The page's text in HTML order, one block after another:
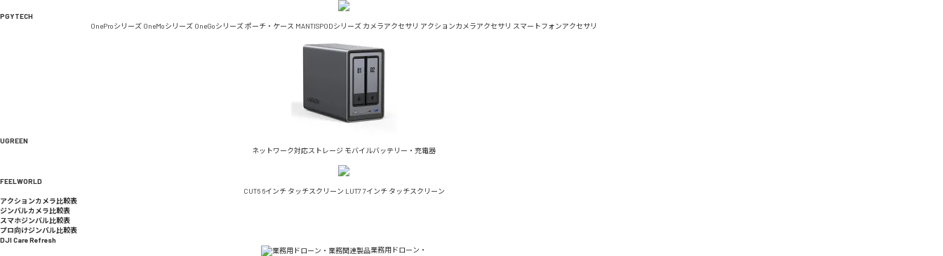
PGYTECH
OneProシリーズ OneMoシリーズ OneGoシリーズポーチ・ケース MANTISPODシリーズ カメラアクセサリ アクションカメラアクセサリ スマートフォンアクセサリ
UGREEN
ネットワーク対応ストレージ モバイルバッテリー・充電器
FEELWORLD
CUT6 6インチ タッチスクリーン LUT7 7インチ タッチスクリーン
アクションカメラ比較表
ジンバルカメラ比較表
スマホジンバル比較表
プロ向けジンバル比較表
DJI Care Refresh
業務用ドローン・